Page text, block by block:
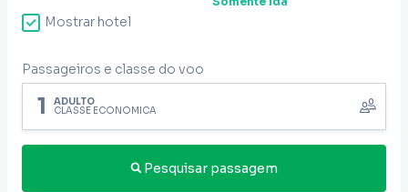
Mostrar hotel
Passageiros e classe do voo
1 ADULTO
CLASSE ECONÔMICA
Pesquisar passagem